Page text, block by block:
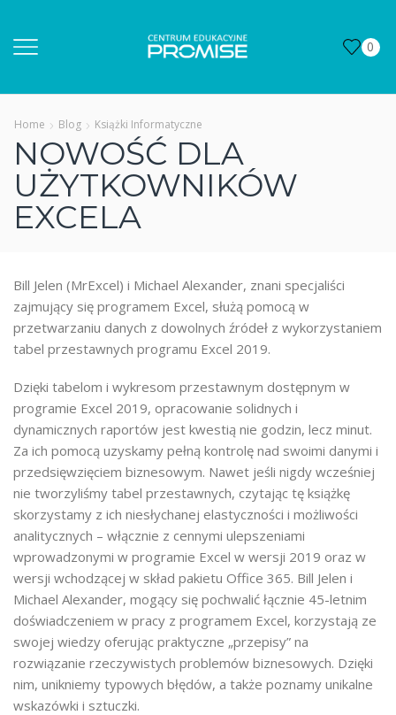
0
Home Blog Książki Informatyczne
NOWOŚĆ DLA
UŻYTKOWNIKÓW
EXCELA
Bill Jelen (MrExcel) i Michael Alexander, znani specjaliści
zajmujący się programem Excel, służą pomocą w
przetwarzaniu danych z dowolnych źródeł z wykorzystaniem
tabel przestawnych programu Excel 2019.
Dzięki tabelom i wykresom przestawnym dostępnym w
programie Excel 2019, opracowanie solidnych i
dynamicznych raportów jest kwestią nie godzin, lecz minut.
Za ich pomocą uzyskamy pełną kontrolę nad swoimi danymi i
przedsięwzięciem biznesowym. Nawet jeśli nigdy wcześniej
nie tworzyliśmy tabel przestawnych, czytając tę książkę
skorzystamy z ich niesłychanej elastyczności i możliwości
analitycznych – włącznie z cennymi ulepszeniami
wprowadzonymi w programie Excel w wersji 2019 oraz w
wersji wchodzącej w skład pakietu Office 365. Bill Jelen i
Michael Alexander, mogący się pochwalić łącznie 45-letnim
doświadczeniem w pracy z programem Excel, korzystają ze
swojej wiedzy oferując praktyczne „przepisy” na
rozwiązanie rzeczywistych problemów biznesowych. Dzięki
nim, unikniemy typowych błędów, a także poznamy unikalne
wskazówki i sztuczki.